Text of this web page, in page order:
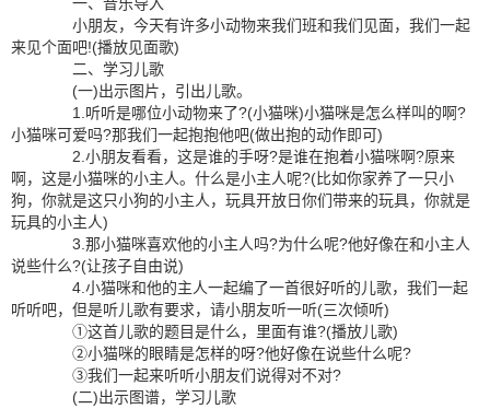
小朋友，今天有许多小动物来我们班和我们见面，我们一起
来见个面吧!(播放见面歌)
二、学习儿歌
(一)出示图片，引出儿歌。
1.听听是哪位小动物来了?(小猫咪)小猫咪是怎么样叫的啊?
小猫咪可爱吗?那我们一起抱抱他吧(做出抱的动作即可)
2.小朋友看看，这是谁的手呀?是谁在抱着小猫咪啊?原来
啊，这是小猫咪的小主人。什么是小主人呢?(比如你家养了一只小
狗，你就是这只小狗的小主人，玩具开放日你们带来的玩具，你就是
玩具的小主人)
3.那小猫咪喜欢他的小主人吗?为什么呢?他好像在和小主人
说些什么?(让孩子自由说)
4.小猫咪和他的主人一起编了一首很好听的儿歌，我们一起
听听吧，但是听儿歌有要求，请小朋友听一听(三次倾听)
①这首儿歌的题目是什么，里面有谁?(播放儿歌)
②小猫咪的眼睛是怎样的呀?他好像在说些什么呢?
③我们一起来听听小朋友们说得对不对?
(二)出示图谱，学习儿歌